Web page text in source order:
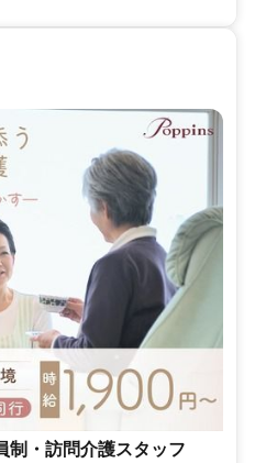
制・訪問介護スタッフ